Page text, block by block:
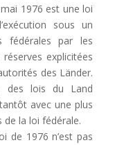
1976 est une loi
sous un
fédérales par les
explicitées
des Länder.
des lois du Land
avec une plus
la loi fédérale.
de 1976 n’est pas